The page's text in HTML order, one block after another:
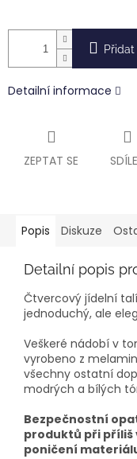
Detailní informace
ZEPTAT SE
Popis Diskuze
Detailní popis
Čtvercový jídelní
jednoduchý, ale
Veškeré nádobí v
vyrobeno z
všechny ostatní
modrých a bílých
Bezpečnostní
produktů při příliš
poničení